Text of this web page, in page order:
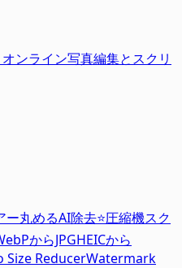
ンライン写真編集とスクリ
ー丸めるAI除去⭐圧縮機スク
からJPGHEICから
Size ReducerWatermark